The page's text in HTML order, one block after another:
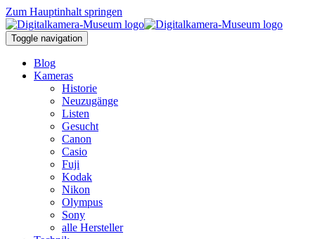
Zum Hauptinhalt springen
Toggle navigation
Blog
Kameras
Historie
Neuzugänge
Listen
Gesucht
Canon
Casio
Fuji
Kodak
Nikon
Olympus
Sony
alle Hersteller